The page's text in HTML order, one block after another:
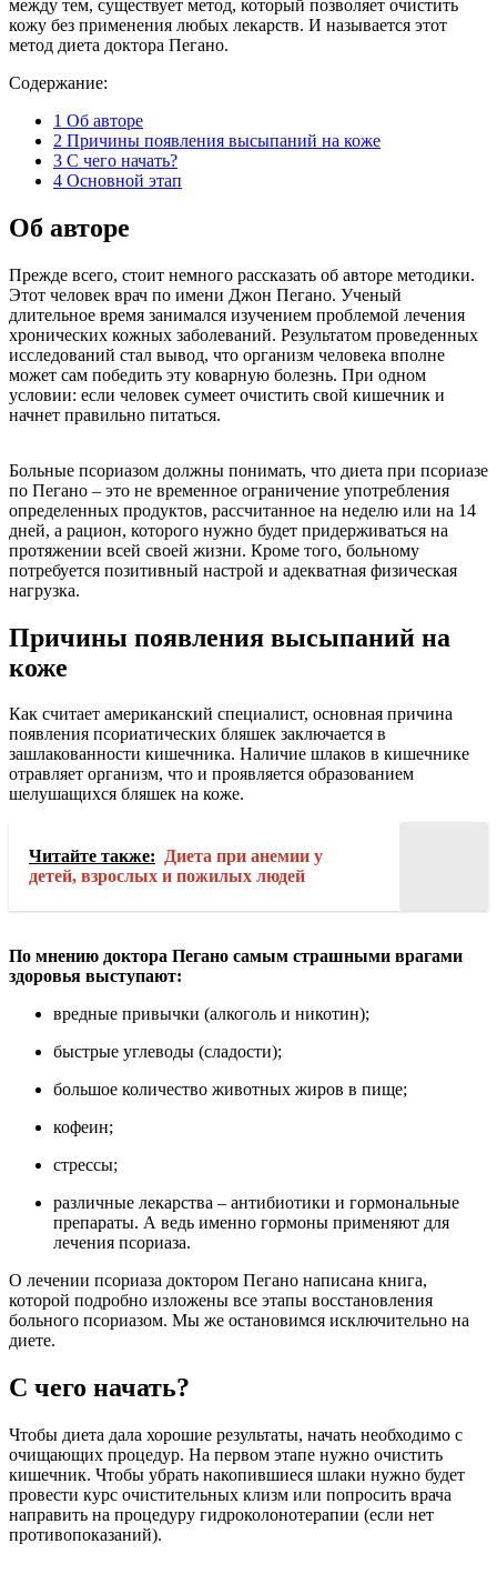
между тем, существует метод, который позволяет очистить
кожу без применения любых лекарств. И называется этот
метод диета доктора Пегано.
Содержание:
1 Об авторе
2 Причины появления высыпаний на коже
3 С чего начать?
4 Основной этап
Об авторе
Прежде всего, стоит немного рассказать об авторе методики.
Этот человек врач по имени Джон Пегано. Ученый
длительное время занимался изучением проблемой лечения
хронических кожных заболеваний. Результатом проведенных
исследований стал вывод, что организм человека вполне
может сам победить эту коварную болезнь. При одном
условии: если человек сумеет очистить свой кишечник и
начнет правильно питаться.
Больные псориазом должны понимать, что диета при псориазе
по Пегано – это не временное ограничение употребления
определенных продуктов, рассчитанное на неделю или на 14
дней, а рацион, которого нужно будет придерживаться на
протяжении всей своей жизни. Кроме того, больному
потребуется позитивный настрой и адекватная физическая
нагрузка.
Причины появления высыпаний на
коже
Как считает американский специалист, основная причина
появления псориатических бляшек заключается в
зашлакованности кишечника. Наличие шлаков в кишечнике
отравляет организм, что и проявляется образованием
шелушащихся бляшек на коже.
Читайте также: Диета при анемии у
детей, взрослых и пожилых людей
По мнению доктора Пегано самым страшными врагами
здоровья выступают:
вредные привычки (алкоголь и никотин);
быстрые углеводы (сладости);
большое количество животных жиров в пище;
кофеин;
стрессы;
различные лекарства – антибиотики и гормональные
препараты. А ведь именно гормоны применяют для
лечения псориаза.
О лечении псориаза доктором Пегано написана книга,
которой подробно изложены все этапы восстановления
больного псориазом. Мы же остановимся исключительно на
диете.
С чего начать?
Чтобы диета дала хорошие результаты, начать необходимо с
очищающих процедур. На первом этапе нужно очистить
кишечник. Чтобы убрать накопившиеся шлаки нужно будет
провести курс очистительных клизм или попросить врача
направить на процедуру гидроколонотерапии (если нет
противопоказаний).